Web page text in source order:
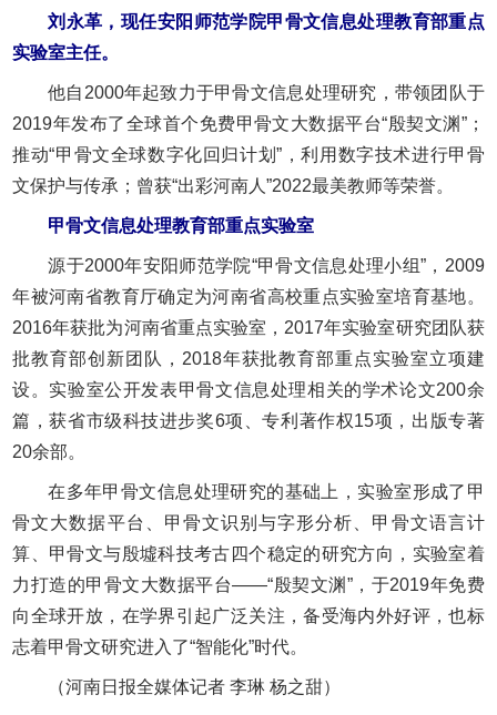
刘永革，现任安阳师范学院甲骨文信息处理教育部重点
实验室主任。
他自2000年起致力于甲骨文信息处理研究，带领团队于
2019年发布了全球首个免费甲骨文大数据平台“殷契文渊”；
推动“甲骨文全球数字化回归计划”，利用数字技术进行甲骨
文保护与传承；曾获“出彩河南人”2022最美教师等荣誉。
甲骨文信息处理教育部重点实验室
源于2000年安阳师范学院“甲骨文信息处理小组”，2009
年被河南省教育厅确定为河南省高校重点实验室培育基地。
2016年获批为河南省重点实验室，2017年实验室研究团队获
批教育部创新团队，2018年获批教育部重点实验室立项建
设。实验室公开发表甲骨文信息处理相关的学术论文200余
篇，获省市级科技进步奖6项、专利著作权15项，出版专著
20余部。
在多年甲骨文信息处理研究的基础上，实验室形成了甲
骨文大数据平台、甲骨文识别与字形分析、甲骨文语言计
算、甲骨文与殷墟科技考古四个稳定的研究方向，实验室着
力打造的甲骨文大数据平台——“殷契文渊”，于2019年免费
向全球开放，在学界引起广泛关注，备受海内外好评，也标
志着甲骨文研究进入了“智能化”时代。
（河南日报全媒体记者 李琳 杨之甜）